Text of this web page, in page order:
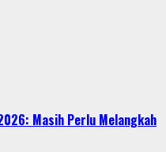
Masih Perlu Melangkah